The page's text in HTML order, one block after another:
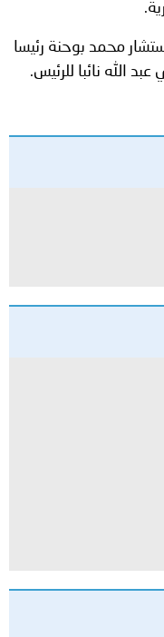
محمد بوحنة رئيسا
الله نائبا للرئيس.